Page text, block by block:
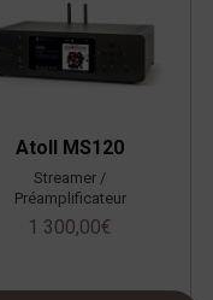
Atoll MS120
Streamer /
Préamplificateur
1 300,00€